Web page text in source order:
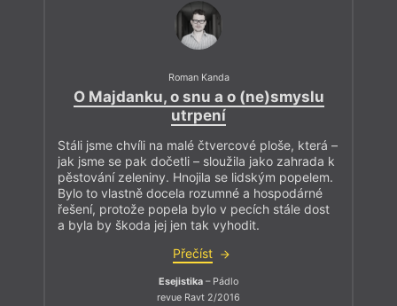
Roman Kanda
O Majdanku, o snu a o (ne)smyslu
utrpení
Stáli jsme chvíli na malé čtvercové ploše, která –
jak jsme se pak dočetli – sloužila jako zahrada k
pěstování zeleniny. Hnojila se lidským popelem.
Bylo to vlastně docela rozumné a hospodárné
řešení, protože popela bylo v pecích stále dost
a byla by škoda jej jen tak vyhodit.
Přečíst
Esejistika – Pádlo
revue Ravt 2/2016